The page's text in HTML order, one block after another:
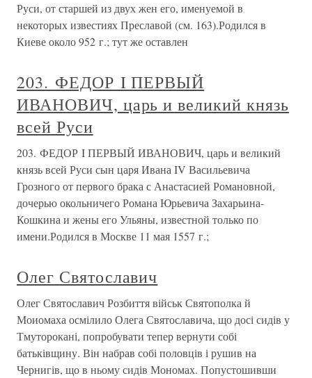
Руси, от старшей из двух жен его, именуемой в
некоторых известиях Преславой (см. 163).Родился в
Киеве около 952 г.; тут же оставлен
203. ФЕДОР I ПЕРВЫЙ
ИВАНОВИЧ, царь и великий князь
всей Руси
203. ФЕДОР I ПЕРВЫЙ ИВАНОВИЧ, царь и великий
князь всей Руси сын царя Ивана IV Васильевича
Грозного от первого брака с Анастасией Романовной,
дочерью окольничего Романа Юрьевича Захарьина-
Кошкина и жены его Ульяны, известной только по
имени.Родился в Москве 11 мая 1557 г.;
Олег Святославич
Олег Святославич Розбиття військ Святополка й
Моиомаха осмілило Олега Святославича, що досі сидів у
Тмуторокані, попробувати тепер вернути собі
батьківщину. Він набрав собі половців і рушив на
Чернигів, що в ньому сидів Мономах. Попустошивши